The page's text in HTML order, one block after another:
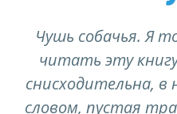
Чушь собачья. Я
читать эту
снисходительна, в
словом, пустая